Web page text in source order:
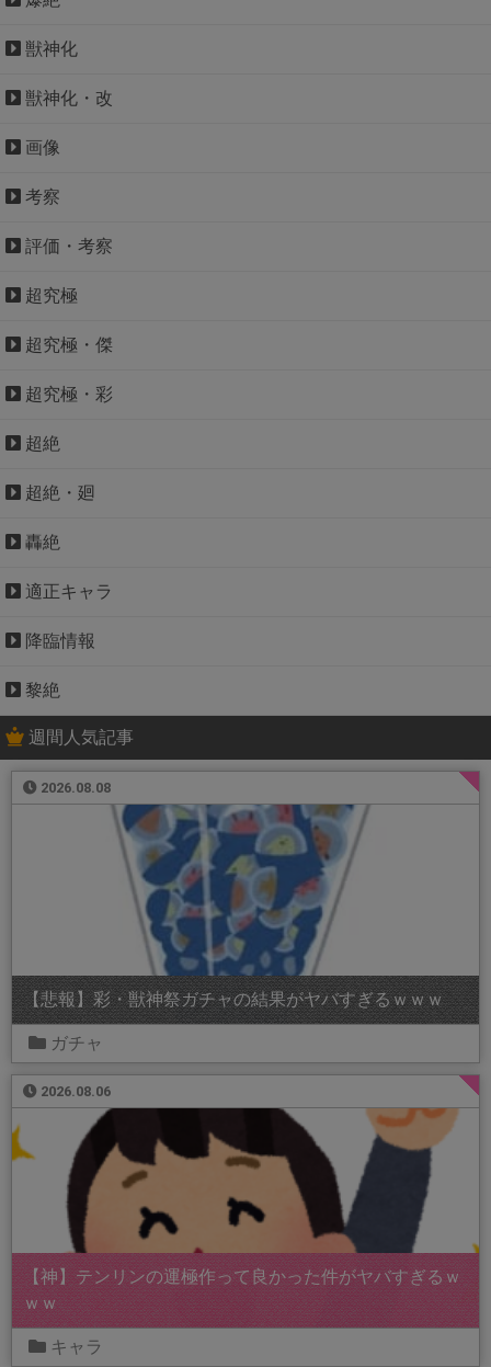
獣神化
獣神化・改
画像
考察
評価・考察
超究極
超究極・傑
超究極・彩
超絶
超絶・廻
轟絶
適正キャラ
降臨情報
黎絶
週間人気記事
2026.08.08
【悲報】彩・獣神祭ガチャの結果がヤバすぎるｗｗｗ
ガチャ
2026.08.06
【神】テンリンの運極作って良かった件がヤバすぎるｗ
ｗｗ
キャラ